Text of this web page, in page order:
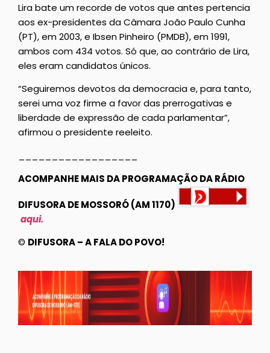
Lira bate um recorde de votos que antes pertencia
aos ex-presidentes da Câmara João Paulo Cunha
(PT), em 2003, e Ibsen Pinheiro (PMDB), em 1991,
ambos com 434 votos. Só que, ao contrário de Lira,
eles eram candidatos únicos.
“Seguiremos devotos da democracia e, para tanto,
serei uma voz firme a favor das prerrogativas e
liberdade de expressão de cada parlamentar”,
afirmou o presidente reeleito.
ACOMPANHE MAIS DA PROGRAMAÇÃO DA RÁDIO
DIFUSORA DE MOSSORÓ (AM 1170)
aqui.
© DIFUSORA – A FALA DO POVO!